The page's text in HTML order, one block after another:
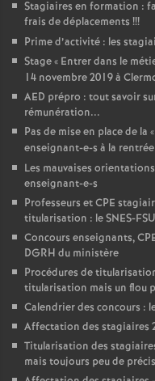
Stagiaires en formation :
frais de déplacements !!!
Prime d’activité : les
Stage « Entrer dans le
14 novembre 2019 à
AED prépro : tout savoir
rémunération...
Pas de mise en place de la «
enseignant-e-s à la
Les mauvaises
enseignant-e-s
Professeurs et CPE
titularisation : le SNES-
Concours enseignants,
DGRH du ministère
Procédures de
titularisation mais un flou
Calendrier des concours :
Affectation des stagiaires
Titularisation des
mais toujours peu de